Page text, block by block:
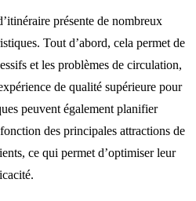
présente de nombreux
Tout d’abord, cela permet de
et les problèmes de circulation,
de qualité supérieure pour
peuvent également planifier
des principales attractions de
ce qui permet d’optimiser leur